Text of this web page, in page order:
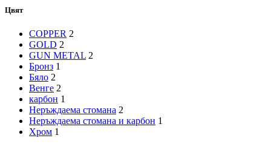
Цвят
COPPER 2
GOLD 2
GUN METAL 2
Бронз 1
Бяло 2
Венге 2
карбон 1
Неръждаема стомана 2
Неръждаема стомана и карбон 1
Хром 1